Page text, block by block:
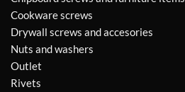
Cookware screws
Drywall screws and accesories
Nuts and washers
Outlet
Rivets